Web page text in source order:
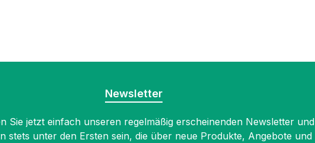
Newsletter
Sie jetzt einfach unseren regelmäßig erscheinenden Newsletter und
stets unter den Ersten sein, die über neue Produkte, Angebote und